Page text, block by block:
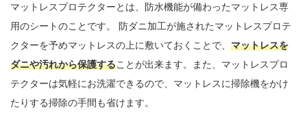
マットレスプロテクターとは、防水機能が備わったマットレス専
用のシートのことです。 防ダニ加工が施されたマットレスプロテ
クターを予めマットレスの上に敷いておくことで、 マットレスを
ダニや汚れから保護することが出来ます。また、マットレスプロ
テクターは気軽にお洗濯できるので、マットレスに掃除機をかけ
たりする掃除の手間も省けます。